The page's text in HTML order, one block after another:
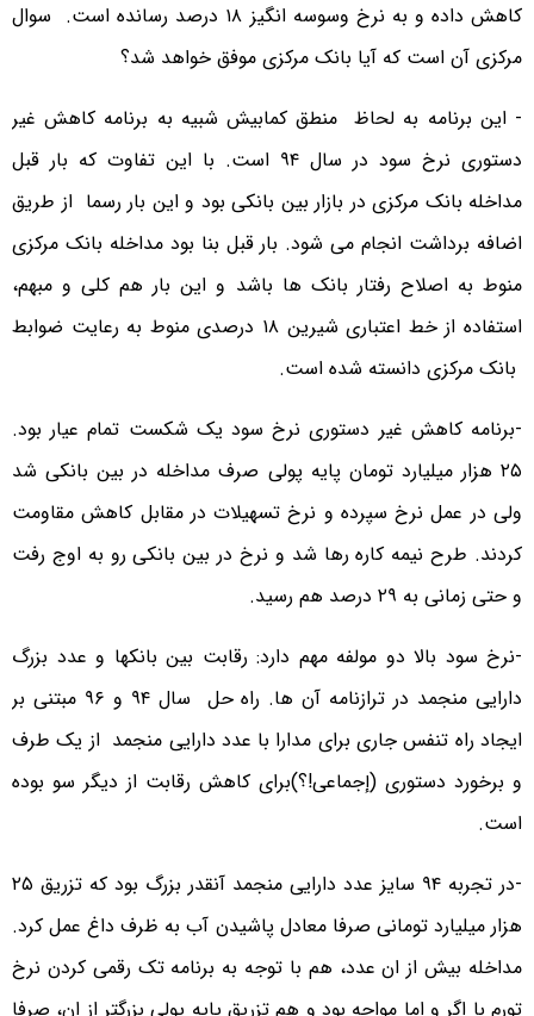
کاهش داده و به نرخ وسوسه انگیز ۱۸ درصد رسانده است. سوال
مرکزی آن است که آیا بانک مرکزی موفق خواهد شد؟
- این برنامه به لحاظ منطق کمابیش شبیه به برنامه کاهش غیر
دستوری نرخ سود در سال ۹۴ است. با این تفاوت که بار قبل
مداخله بانک مرکزی در بازار بین بانکی بود و این بار رسما از طریق
اضافه برداشت انجام می شود. بار قبل بنا بود مداخله بانک مرکزی
منوط به اصلاح رفتار بانک ها باشد و این بار هم کلی و مبهم،
استفاده از خط اعتباری شیرین ۱۸ درصدی منوط به رعایت ضوابط
بانک مرکزی دانسته شده است.
-برنامه کاهش غیر دستوری نرخ سود یک شکست تمام عیار بود.
۲۵ هزار میلیارد تومان پایه پولی صرف مداخله در بین بانکی شد
ولی در عمل نرخ سپرده و نرخ تسهیلات در مقابل کاهش مقاومت
کردند. طرح نیمه کاره رها شد و نرخ در بین بانکی رو به اوج رفت
و حتی زمانی به ۲۹ درصد هم رسید.
-نرخ سود بالا دو مولفه مهم دارد: رقابت بین بانکها و عدد بزرگ
دارایی منجمد در ترازنامه آن ها. راه حل سال ۹۴ و ۹۶ مبتنی بر
ایجاد راه تنفس جاری برای مدارا با عدد دارایی منجمد از یک طرف
و برخورد دستوری (إجماعی!؟)برای کاهش رقابت از دیگر سو بوده
است.
-در تجربه ۹۴ سایز عدد دارایی منجمد آنقدر بزرگ بود که تزریق ۲۵
هزار میلیارد تومانی صرفا معادل پاشیدن آب به ظرف داغ عمل کرد.
مداخله بیش از ان عدد، هم با توجه به برنامه تک رقمی کردن نرخ
تورم با اگر و اما مواجه بود و هم تزریق پایه پولی بزرگتر از ان، صرفا